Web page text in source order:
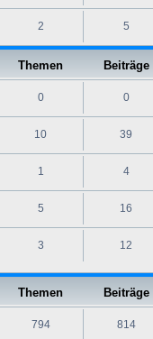
2 5
Themen Beiträge
0 0
10 39
1 4
5 16
3 12
Themen Beiträge
794 814